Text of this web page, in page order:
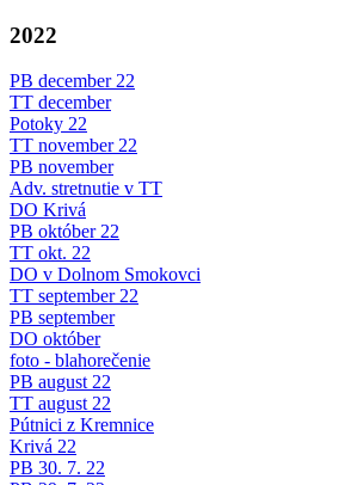
2022
PB december 22
TT december
Potoky 22
TT november 22
PB november
Adv. stretnutie v TT
DO Krivá
PB október 22
TT okt. 22
DO v Dolnom Smokovci
TT september 22
PB september
DO október
foto - blahorečenie
PB august 22
TT august 22
Pútnici z Kremnice
Krivá 22
PB 30. 7. 22